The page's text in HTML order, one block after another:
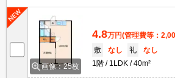
画像：25枚
4.8万円(管理費等：
敷
なし 礼
なし
1階
1LDK 40m²